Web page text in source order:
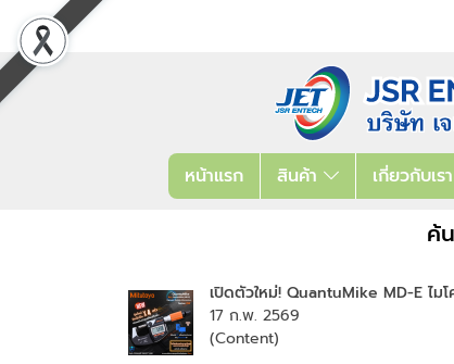
หน้าแรก สินค้า เกี่ยวกับเรา
ค้
เปิดตัวใหม่! QuantuMike MD-E ไม
17 ก.พ. 2569
(Content)